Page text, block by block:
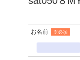
お名前 ※必須